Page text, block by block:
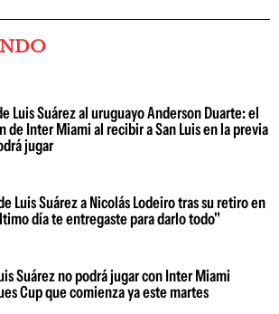
Luis Suárez al uruguayo Anderson Duarte: el
Inter Miami al recibir a San Luis en la previa
jugar
Luis Suárez a Nicolás Lodeiro tras su retiro en
día te entregaste para darlo todo"
Suárez no podrá jugar con Inter Miami
Cup que comienza ya este martes